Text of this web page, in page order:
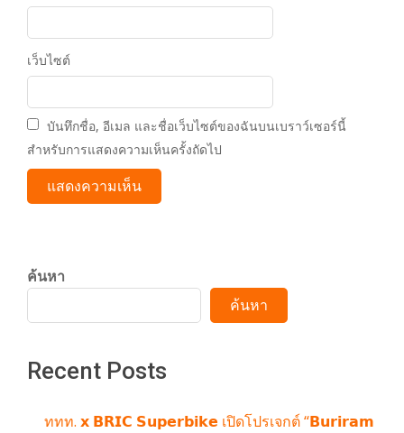
เว็บไซต์
บันทึกชื่อ, อีเมล และชื่อเว็บไซต์ของฉันบนเบราว์เซอร์นี้
สำหรับการแสดงความเห็นครั้งถัดไป
ค้นหา
ค้นหา
Recent Posts
ททท. 𝘅 𝗕𝗥𝗜𝗖 𝗦𝘂𝗽𝗲𝗿𝗯𝗶𝗸𝗲 เปิดโปรเจกต์ “𝗕𝘂𝗿𝗶𝗿𝗮𝗺